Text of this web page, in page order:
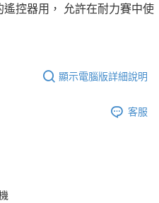
控器用， 允許在耐力賽中使
顯示電腦版詳細說明
客服